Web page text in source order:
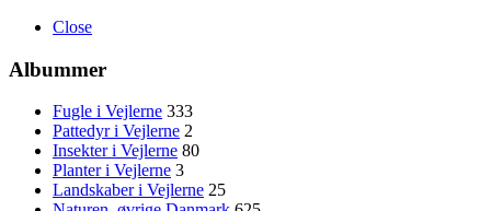
Close
Albummer
Fugle i Vejlerne 333
Pattedyr i Vejlerne 2
Insekter i Vejlerne 80
Planter i Vejlerne 3
Landskaber i Vejlerne 25